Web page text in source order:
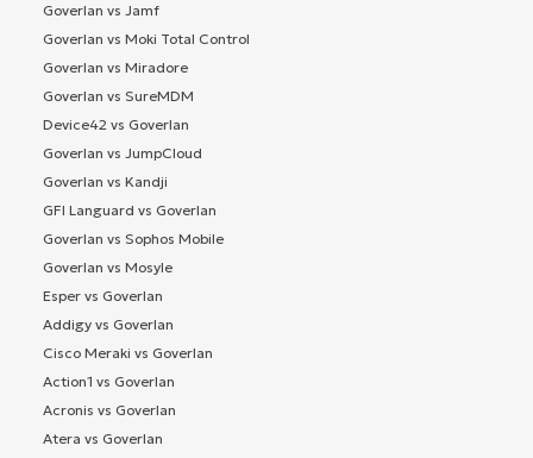
Goverlan vs Jamf
Goverlan vs Moki Total Control
Goverlan vs Miradore
Goverlan vs SureMDM
Device42 vs Goverlan
Goverlan vs JumpCloud
Goverlan vs Kandji
GFI Languard vs Goverlan
Goverlan vs Sophos Mobile
Goverlan vs Mosyle
Esper vs Goverlan
Addigy vs Goverlan
Cisco Meraki vs Goverlan
Action1 vs Goverlan
Acronis vs Goverlan
Atera vs Goverlan